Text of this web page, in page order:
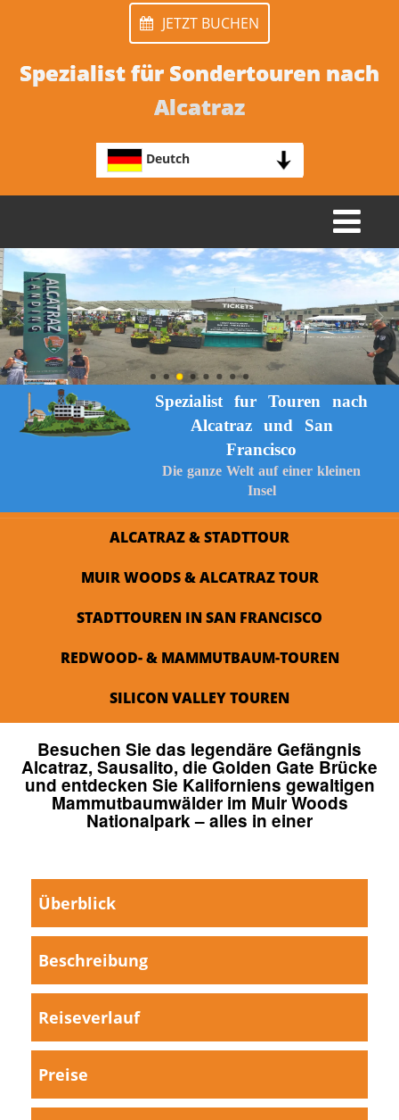
JETZT BUCHEN
Spezialist für Sondertouren nach
Alcatraz
Deutch
TOGGLE
NAVIGATION
Spezialist fur Touren nach
Alcatraz und San
Francisco
Die ganze Welt auf einer kleinen
Insel
ALCATRAZ & STADTTOUR
MUIR WOODS & ALCATRAZ TOUR
STADTTOUREN IN SAN FRANCISCO
REDWOOD- & MAMMUTBAUM-TOUREN
SILICON VALLEY TOUREN
Besuchen Sie das legendäre Gefängnis
Alcatraz, Sausalito, die Golden Gate Brücke
und entdecken Sie Kaliforniens gewaltigen
Mammutbaumwälder im Muir Woods
Nationalpark – alles in einer
Überblick
Beschreibung
Reiseverlauf
Preise